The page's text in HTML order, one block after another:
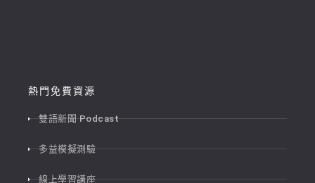
熱門免費資源
雙語新聞 Podcast
多益模擬測驗
線上學習講座